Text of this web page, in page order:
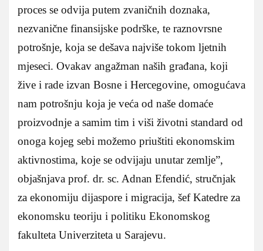
proces se odvija putem zvaničnih doznaka,
nezvanične finansijske podrške, te raznovrsne
potrošnje, koja se dešava najviše tokom ljetnih
mjeseci. Ovakav angažman naših građana, koji
žive i rade izvan Bosne i Hercegovine, omogućava
nam potrošnju koja je veća od naše domaće
proizvodnje a samim tim i viši životni standard od
onoga kojeg sebi možemo priuštiti ekonomskim
aktivnostima, koje se odvijaju unutar zemlje”,
objašnjava prof. dr. sc. Adnan Efendić, stručnjak
za ekonomiju dijaspore i migracija, šef Katedre za
ekonomsku teoriju i politiku Ekonomskog
fakulteta Univerziteta u Sarajevu.